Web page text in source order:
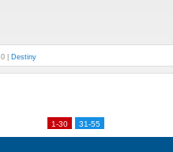
0 | Destiny
1-30 31-55